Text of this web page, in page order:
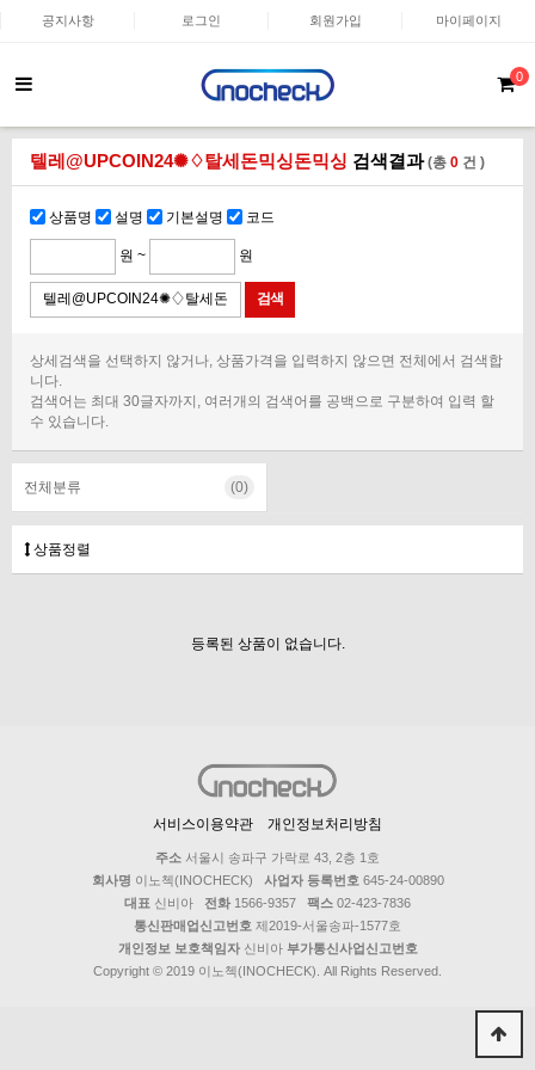
공지사항 로그인 회원가입 마이페이지
0
텔레@UPCOIN24✺♢탈세돈믹싱돈믹싱 검색결과(총 0 건 )
상품명 설명 기본설명 코드
원 ~ 원
상세검색을 선택하지 않거나, 상품가격을 입력하지 않으면 전체에서 검색합
니다.
검색어는 최대 30글자까지, 여러개의 검색어를 공백으로 구분하여 입력 할
수 있습니다.
전체분류 (0)
상품정렬
등록된 상품이 없습니다.
서비스이용약관 개인정보처리방침
주소 서울시 송파구 가락로 43, 2층 1호
회사명 이노첵(INOCHECK) 사업자 등록번호 645-24-00890
대표 신비아 전화 1566-9357 팩스 02-423-7836
통신판매업신고번호 제2019-서울송파-1577호
개인정보 보호책임자신비아 부가통신사업신고번호
Copyright © 2019 이노첵(INOCHECK). All Rights Reserved.